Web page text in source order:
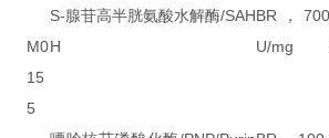
M0
15
5
S-腺苷高半胱氨酸水解酶/SAH
H
BR，700
U/mg